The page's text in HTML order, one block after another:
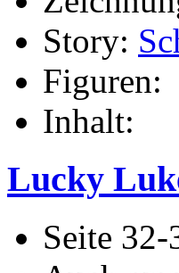
Story:
Figuren:
Inhalt:
Lucky
Seite